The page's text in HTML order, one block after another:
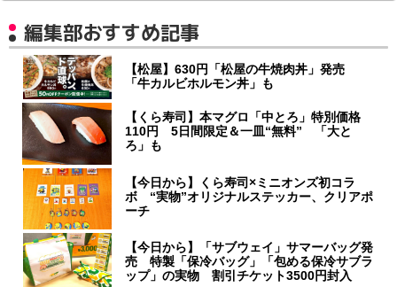
編集部おすすめ記事
【松屋】630円「松屋の牛焼肉丼」発売
「牛カルビホルモン丼」も
【くら寿司】本マグロ「中とろ」特別価格
110円 5日間限定＆一皿“無料” 「大と
ろ」も
【今日から】くら寿司×ミニオンズ初コラ
ボ “実物”オリジナルステッカー、クリアポ
ーチ
【今日から】「サブウェイ」サマーバッグ発
売 特製「保冷バッグ」「包める保冷サブラ
ップ」の実物 割引チケット3500円封入